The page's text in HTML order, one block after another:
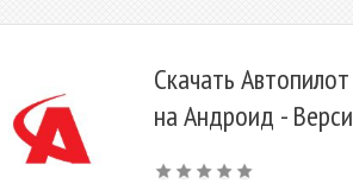
Скачать
на Андроид -